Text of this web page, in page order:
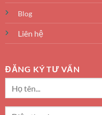
Blog
Liên hệ
ĐĂNG KÝ TƯ VẤN